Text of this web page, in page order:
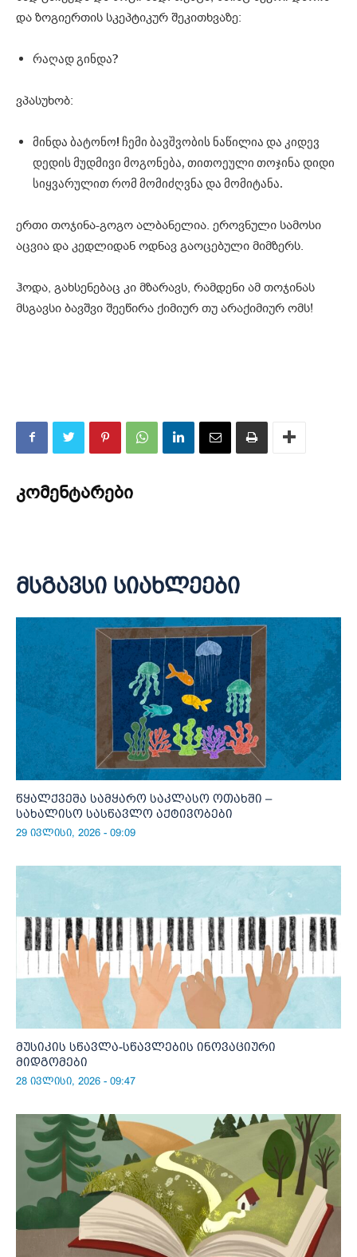
და ზოგიერთის სკეპტიკურ შეკითხვაზე:
რაღად გინდა?
ვპასუხობ:
მინდა ბატონო! ჩემი ბავშვობის ნაწილია და კიდევ
დედის მუდმივი მოგონება, თითოეული თოჯინა დიდი
სიყვარულით რომ მომიძღვნა და მომიტანა.
ერთი თოჯინა-გოგო ალბანელია. ეროვნული სამოსი
აცვია და კედლიდან ოდნავ გაოცებული მიმზერს.
ჰოდა, გახსენებაც კი მზარავს, რამდენი ამ თოჯინას
მსგავსი ბავშვი შეეწირა ქიმიურ თუ არაქიმიურ ომს!
კომენტარები
მსგავსი სიახლეები
წყალქვეშა სამყარო საკლასო ოთახში –
სახალისო სასწავლო აქტივობები
29 ივლისი, 2026 - 09:09
მუსიკის სწავლა-სწავლების ინოვაციური
მიდგომები
28 ივლისი, 2026 - 09:47